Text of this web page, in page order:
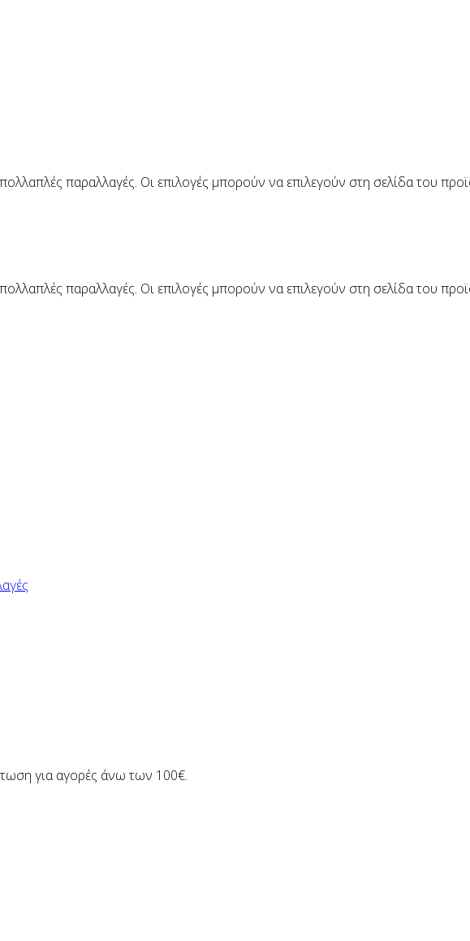
παραλλαγές. Οι επιλογές μπορούν να επιλεγούν στη σελίδα του
παραλλαγές. Οι επιλογές μπορούν να επιλεγούν στη σελίδα του
για αγορές άνω των 100€.